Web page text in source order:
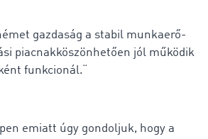
gazdaság a stabil munkaerő-
piacnakköszönhetően jól működik
funkcionál.“
emiatt úgy gondoljuk, hogy a